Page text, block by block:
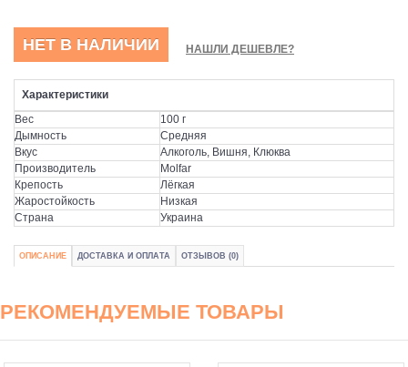
НЕТ В НАЛИЧИИ НАШЛИ ДЕШЕВЛЕ?
Характеристики
Вес
100 г
Дымность
Средняя
Вкус
Алкоголь, Вишня, Клюква
Производитель
Molfar
Крепость
Лёгкая
Жаростойкость
Низкая
Страна
Украина
ОПИСАНИЕ ДОСТАВКА И ОПЛАТА ОТЗЫВОВ (0)
РЕКОМЕНДУЕМЫЕ ТОВАРЫ